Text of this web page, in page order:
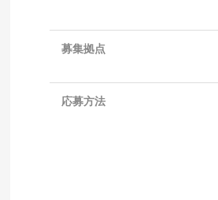
募集拠点
応募方法